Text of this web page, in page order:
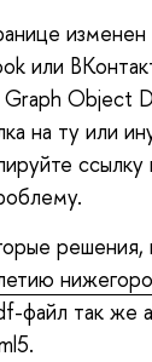
изменен
или
Graph
на ту или
файл так же